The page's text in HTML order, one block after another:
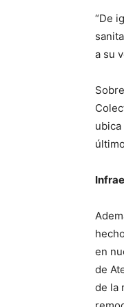
“De
a su
en
de
de la